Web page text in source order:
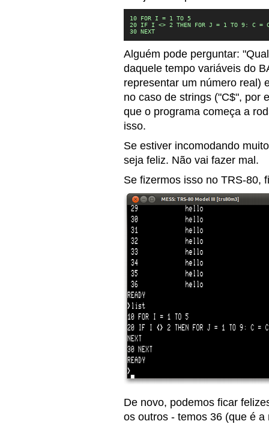
10 FOR I = 1 TO 5
20 IF I <> 2 THEN FOR J = 1 TO 9: C
30 NEXT
Alguém pode perguntar:
daquele tempo variáveis do
representar um número real)
no caso de strings ("C$", por
que o programa começa a
isso.
Se estiver incomodando
seja feliz. Não vai fazer mal.
Se fizermos isso no TRS-80,
De novo, podemos ficar
os outros - temos 36 (que é